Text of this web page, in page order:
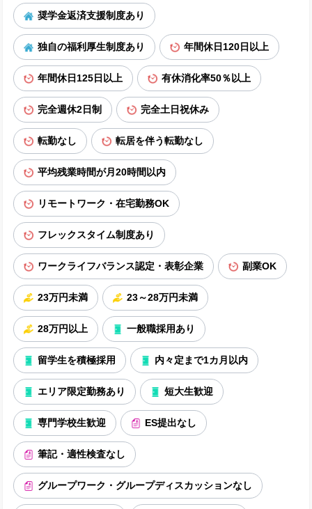
奨学金返済支援制度あり
独自の福利厚生制度あり 年間休日120日以上
年間休日125日以上 有休消化率50％以上
完全週休2日制 完全土日祝休み
転勤なし 転居を伴う転勤なし
平均残業時間が月20時間以内
リモートワーク・在宅勤務OK
フレックスタイム制度あり
ワークライフバランス認定・表彰企業 副業OK
23万円未満 23～28万円未満
28万円以上 一般職採用あり
留学生を積極採用 内々定まで1カ月以内
エリア限定勤務あり 短大生歓迎
専門学校生歓迎 ES提出なし
筆記・適性検査なし
グループワーク・グループディスカッションなし